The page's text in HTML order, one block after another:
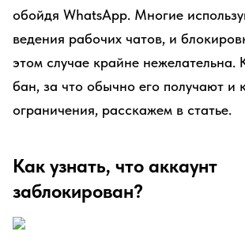
обойдя WhatsApp. Многие
ведения рабочих чатов, и
этом случае крайне нежелательна.
бан, за что обычно его получают и
ограничения, расскажем в статье.
Как узнать, что аккаунт
заблокирован?